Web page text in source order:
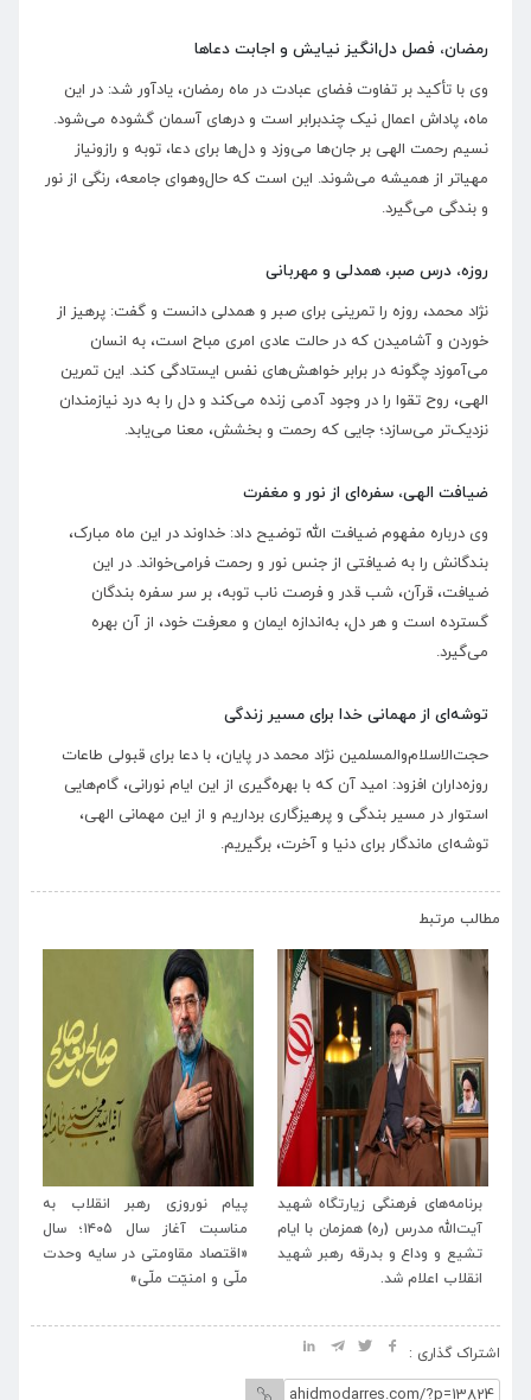
رمضان، فصل دل‌انگیز نیایش و اجابت دعا‌ها
وی با تأکید بر تفاوت فضای عبادت در ماه رمضان، یادآور شد: در این
ماه، پاداش اعمال نیک چندبرابر است و در‌های آسمان گشوده می‌شود.
نسیم رحمت الهی بر جان‌ها می‌وزد و دل‌ها برای دعا، توبه و رازونیاز
مهیاتر از همیشه می‌شوند. این است که حال‌وهوای جامعه، رنگی از نور
و بندگی می‌گیرد.
روزه، درس صبر، همدلی و مهربانی
نژاد محمد، روزه را تمرینی برای صبر و همدلی دانست و گفت: پرهیز از
خوردن و آشامیدن که در حالت عادی امری مباح است، به انسان
می‌آموزد چگونه در برابر خواهش‌های نفس ایستادگی کند. این تمرین
الهی، روح تقوا را در وجود آدمی زنده می‌کند و دل را به درد نیازمندان
نزدیک‌تر می‌سازد؛ جایی که رحمت و بخشش، معنا می‌یابد.
ضیافت الهی، سفره‌ای از نور و مغفرت
وی درباره مفهوم ضیافت الله توضیح داد: خداوند در این ماه مبارک،
بندگانش را به ضیافتی از جنس نور و رحمت فرامی‌خواند. در این
ضیافت، قرآن، شب قدر و فرصت ناب توبه، بر سر سفره بندگان
گسترده است و هر دل، به‌اندازه ایمان و معرفت خود، از آن بهره
می‌گیرد.
توشه‌ای از مهمانی خدا برای مسیر زندگی
حجت‌الاسلام‌والمسلمین نژاد محمد در پایان، با دعا برای قبولی طاعات
روزه‌داران افزود: امید آن که با بهره‌گیری از این ایام نورانی، گام‌هایی
استوار در مسیر بندگی و پرهیزگاری برداریم و از این مهمانی الهی،
توشه‌ای ماندگار برای دنیا و آخرت، برگیریم.
مطالب مرتبط
برنامه‌های فرهنگی زیارتگاه شهید
آیت‌الله مدرس (ره) همزمان با ایام
تشیع و وداع و بدرقه رهبر شهید
انقلاب اعلام شد.
پیام نوروزی رهبر انقلاب به
مناسبت آغاز سال ۱۴۰۵؛ سال
«اقتصاد مقاومتی در سایه وحدت
ملّی و امنیّت ملّی»
اشتراک گذاری :